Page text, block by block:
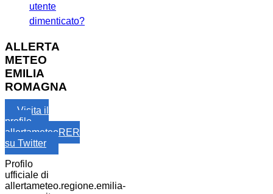
utente
dimenticato?
ALLERTA
METEO
EMILIA
ROMAGNA
Visita il
profilo
allertameteoRER
su Twitter
Profilo
ufficiale di
allertameteo.regione.emilia-